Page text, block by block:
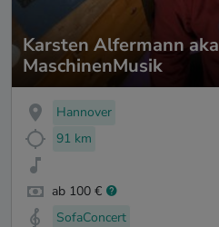
Karsten Alfermann aka
MaschinenMusik
Hannover
91 km
ab 100 €
SofaConcert